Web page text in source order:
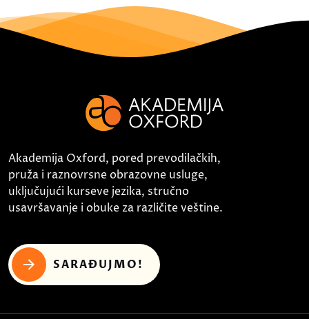
Akademija Oxford, pored prevodilačkih,
pruža i raznovrsne obrazovne usluge,
uključujući kurseve jezika, stručno
usavršavanje i obuke za različite veštine.
SARAĐUJMO!